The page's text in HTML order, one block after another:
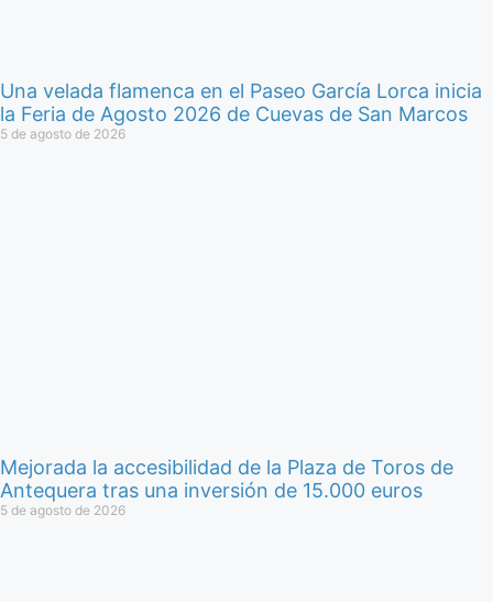
Una velada flamenca en el Paseo García Lorca inicia
la Feria de Agosto 2026 de Cuevas de San Marcos
5 de agosto de 2026
Mejorada la accesibilidad de la Plaza de Toros de
Antequera tras una inversión de 15.000 euros
5 de agosto de 2026